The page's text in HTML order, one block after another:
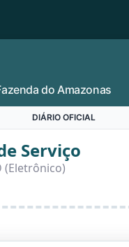
do Amazonas
DIÁRIO OFICIAL
Serviço
(Eletrônico)